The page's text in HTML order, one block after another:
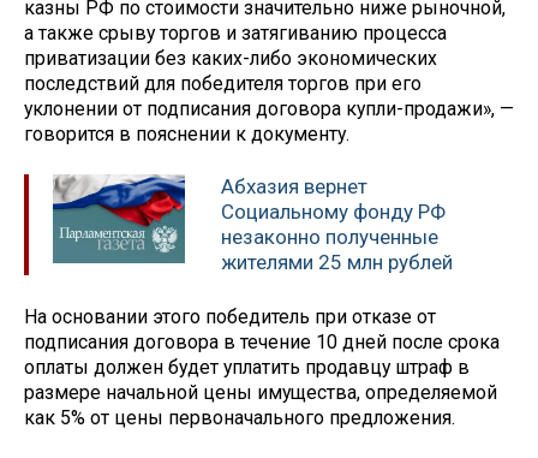
казны РФ по стоимости значительно ниже рыночной,
а также срыву торгов и затягиванию процесса
приватизации без каких-либо экономических
последствий для победителя торгов при его
уклонении от подписания договора купли-продажи», —
говорится в пояснении к документу.
Абхазия вернет
Социальному фонду РФ
незаконно полученные
жителями 25 млн рублей
На основании этого победитель при отказе от
подписания договора в течение 10 дней после срока
оплаты должен будет уплатить продавцу штраф в
размере начальной цены имущества, определяемой
как 5% от цены первоначального предложения.